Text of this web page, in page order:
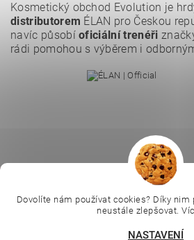
Kosmetický obchod Evolution je
distributorem ÉLAN pro Českou
navíc působíoficiální trenéři
rádi pomohou s výběrem i
L.C.P. Paris |
Online kosmetické kurzy |
Dovolíte nám používat cookies? Díky
neustále zlepšovat. Víc
NASTAVENÍ